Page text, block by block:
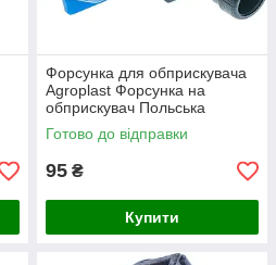
Форсунка для обприскувача
Agroplast Форсунка на
обприскувач Польська
форсунка на обприскувач
Готово до відправки
95 ₴
Купити